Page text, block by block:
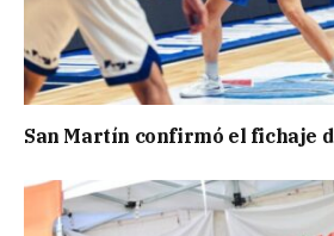
San Martín confirmó el fichaje